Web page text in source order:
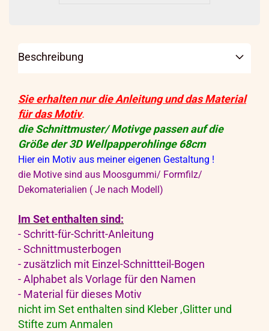
Beschreibung
Sie erhalten nur die Anleitung und das Material
für das Motiv.
die Schnittmuster/ Motivge passen auf die
Größe der 3D Wellpapperohlinge 68cm
Hier ein Motiv aus meiner eigenen Gestaltung !
die Motive sind aus Moosgummi/ Formfilz/
Dekomaterialien ( Je nach Modell)
Im Set enthalten sind:
- Schritt-für-Schritt-Anleitung
- Schnittmusterbogen
- zusätzlich mit Einzel-Schnittteil-Bogen
- Alphabet als Vorlage für den Namen
- Material für dieses Motiv
nicht im Set enthalten sind Kleber ,Glitter und
Stifte zum Anmalen